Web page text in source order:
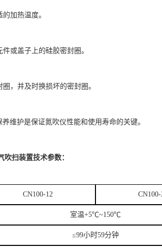
加热温度。
或盖子上的硅胶密封圈。
，并及时换损坏的密封圈。
维护是保证氮吹仪性能和使用寿命的关键。
吹扫装置技术参数：
CN100-12 CN100-
室温+5℃~150℃
≤99小时59分钟